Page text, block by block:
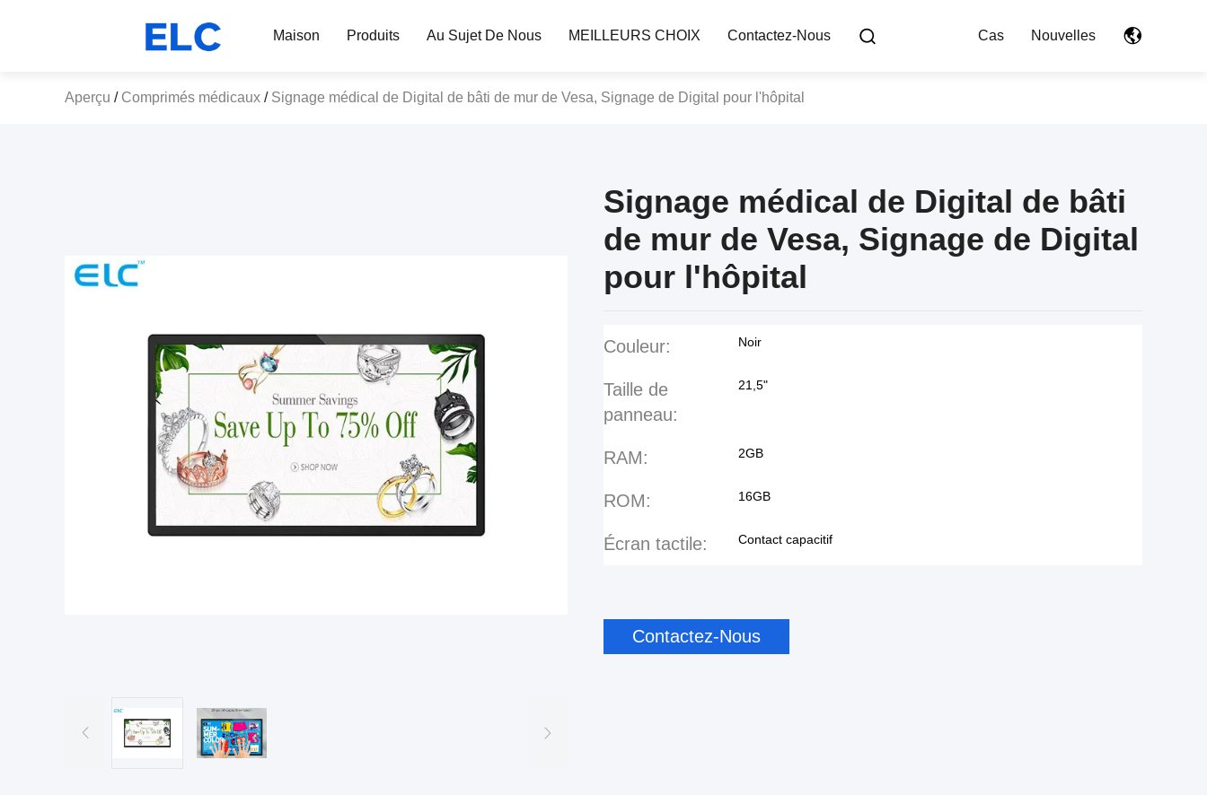
Maison Produits Au Sujet De Nous MEILLEURS CHOIX Contactez-Nous Cas Nouvelles
Aperçu / Comprimés médicaux / Signage médical de Digital de bâti de mur de Vesa, Signage de Digital pour l'hôpital
Signage médical de Digital de bâti
de mur de Vesa, Signage de Digital
pour l'hôpital
Couleur: Noir
Taille de
panneau:
21,5"
RAM: 2GB
ROM: 16GB
Écran tactile: Contact capacitif
Contactez-Nous